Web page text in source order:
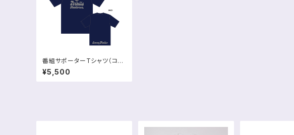
番組サポーターTシャツ（コッ
トンライク・速乾）
¥5,500